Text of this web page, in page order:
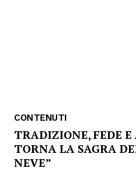
CONTENUTI
TRADIZIONE, FEDE
TORNA LA SAGRA
NEVE”